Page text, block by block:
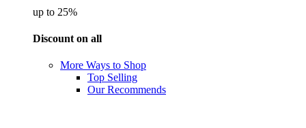
up to 25%
Discount on all
More Ways to Shop
Top Selling
Our Recommends